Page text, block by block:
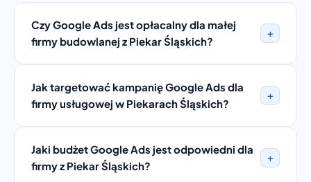
Czy Google Ads jest opłacalny dla małej
firmy budowlanej z Piekar Śląskich?
+
Jak targetować kampanię Google Ads dla
firmy usługowej w Piekarach Śląskich?
+
Jaki budżet Google Ads jest odpowiedni dla
firmy z Piekar Śląskich?
+